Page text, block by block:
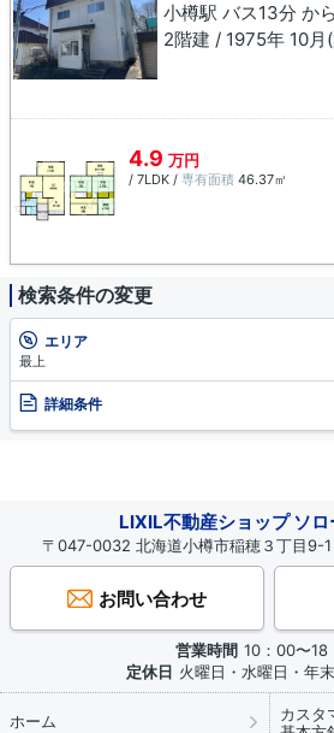
2階建 / 1975年 10月
4.9 万円
/ 7LDK / 専有面積 46.37㎡
検索条件の変更
エリア
最上
詳細条件
LIXIL不動産ショップ ソ
〒047-0032 北海道小樽市稲穂３丁目9-1
お問い合わせ
営業時間 10：00〜18
定休日 火曜日・水曜日・年
ホーム
カスタ